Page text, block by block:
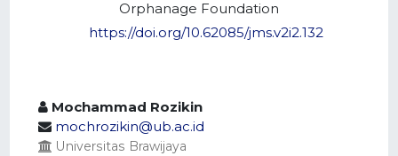
Orphanage Foundation
https://doi.org/10.62085/jms.v2i2.132
Mochammad Rozikin
mochrozikin@ub.ac.id
Universitas Brawijaya